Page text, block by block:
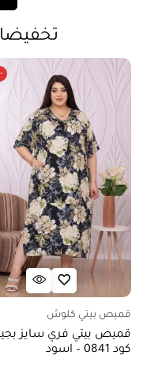
-21%
قميص بيتي كلوش
قميص بيتي فري سايز
كود 0841 – اسود